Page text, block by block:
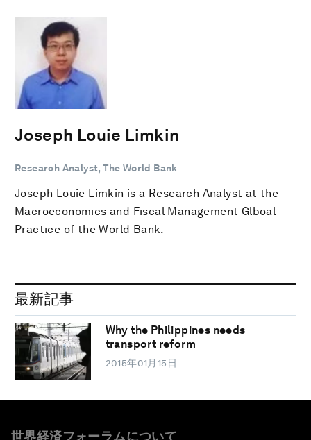
Joseph Louie Limkin
Research Analyst, The World Bank
Joseph Louie Limkin is a Research Analyst at the
Macroeconomics and Fiscal Management Glboal
Practice of the World Bank.
最新記事
Why the Philippines needs
transport reform
2015年01月15日
世界経済フォーラムについて